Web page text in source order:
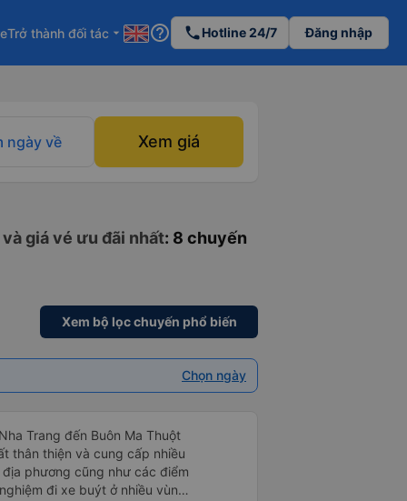
Trở thành đối tác arrow_drop_down help_outline phoneHotline 24/7 Đăng nhập
ngày về Xem giá
giá vé ưu đãi nhất: 8 chuyến
Xem bộ lọc chuyến phổ biến
Chọn ngày
Trang đến Buôn Ma Thuột
thân thiện và cung cấp nhiều
phương cũng như các điểm
đi xe buýt ở nhiều vùng